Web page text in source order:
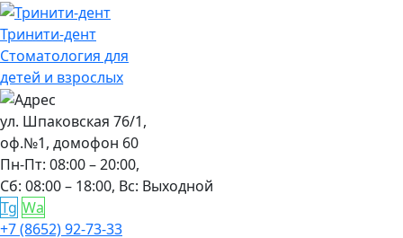
Тринити-дент
Стоматология для
детей и взрослых
ул. Шпаковская 76/1,
оф.№1, домофон 60
Пн-Пт: 08:00 – 20:00,
Сб: 08:00 – 18:00, Вс: Выходной
Tg Wa
+7 (8652) 92-73-33